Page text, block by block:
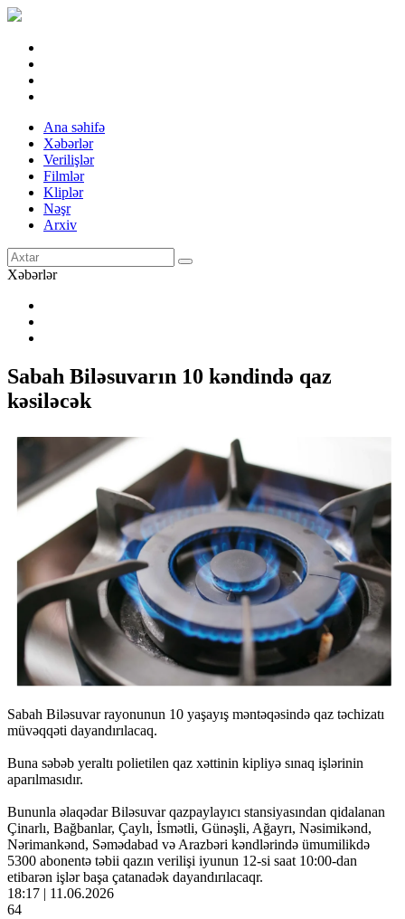
Ana səhifə
Xəbərlər
Verilişlər
Filmlər
Kliplər
Nəşr
Arxiv
Xəbərlər
Sabah Biləsuvarın 10 kəndində qaz
kəsiləcək
Sabah Biləsuvar rayonunun 10 yaşayış məntəqəsində qaz təchizatı
müvəqqəti dayandırılacaq.
Buna səbəb yeraltı polietilen qaz xəttinin kipliyə sınaq işlərinin
aparılmasıdır.
Bununla əlaqədar Biləsuvar qazpaylayıcı stansiyasından qidalanan
Çinarlı, Bağbanlar, Çaylı, İsmətli, Günəşli, Ağayrı, Nəsimikənd,
Nərimankənd, Səmədabad və Arazbəri kəndlərində ümumilikdə
5300 abonentə təbii qazın verilişi iyunun 12-si saat 10:00-dan
etibarən işlər başa çatanadək dayandırılacaqr.
18:17 | 11.06.2026
64